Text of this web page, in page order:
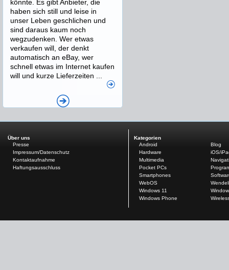
könnte. Es gibt Anbieter, die
haben sich still und leise in
unser Leben geschlichen und
sind daraus kaum noch
wegzudenken. Wer etwas
verkaufen will, der denkt
automatisch an eBay, wer
schnell etwas im Internet kaufen
will und kurze Lieferzeiten ...
Über uns
Presse
Impressum/Datenschutz
Kontaktaufnahme
Haftungsausschluss
Kategorien
Android
Blog
Hardware
iOS/
Multimedia
Pocket PCs
Smartphones
WebOS
Windows 11
Windows Phone